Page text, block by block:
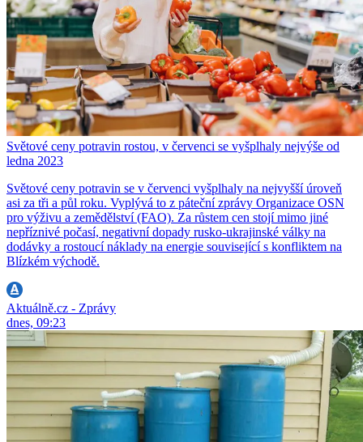
Světové ceny potravin rostou, v červenci se vyšplhaly nejvýše od
ledna 2023
Světové ceny potravin se v červenci vyšplhaly na nejvyšší úroveň
asi za tři a půl roku. Vyplývá to z páteční zprávy Organizace OSN
pro výživu a zemědělství (FAO). Za růstem cen stojí mimo jiné
nepříznivé počasí, negativní dopady rusko-ukrajinské války na
dodávky a rostoucí náklady na energie související s konfliktem na
Blízkém východě.
Aktuálně.cz - Zprávy
dnes, 09:23